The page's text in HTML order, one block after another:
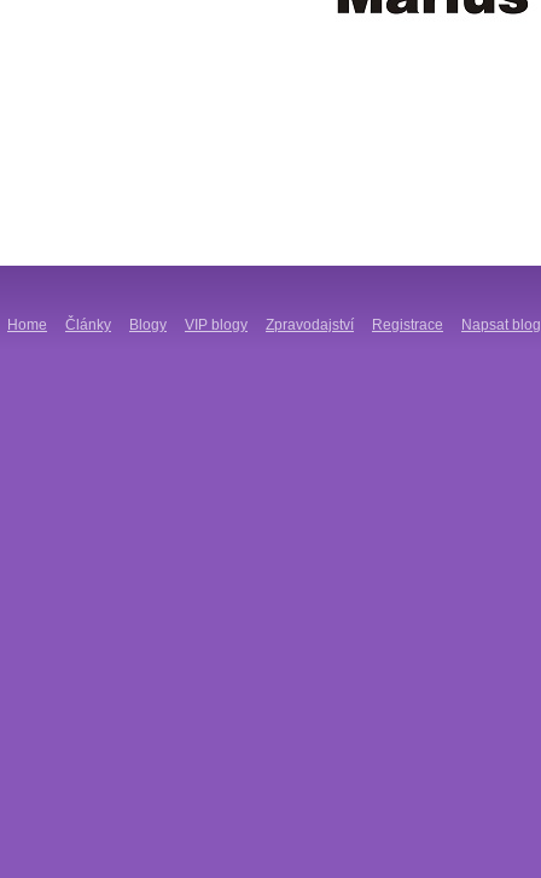
Home Články Blogy VIP blogy Zpravodajství Registrace Napsat blog